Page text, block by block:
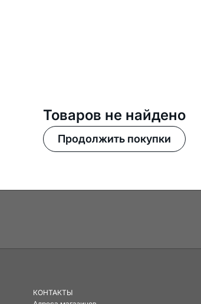
Товаров не найдено
Продолжить покупки
КОНТАКТЫ